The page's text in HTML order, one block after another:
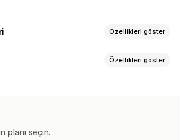
Özellikleri göster
Özellikleri göster
planı seçin.